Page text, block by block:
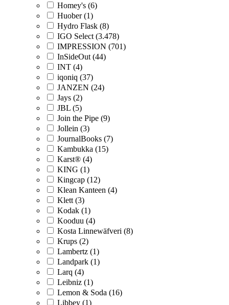
Homey's (6)
Huober (1)
Hydro Flask (8)
IGO Select (3.478)
IMPRESSION (701)
InSideOut (44)
INT (4)
iqoniq (37)
JANZEN (24)
Jays (2)
JBL (5)
Join the Pipe (9)
Jollein (3)
JournalBooks (7)
Kambukka (15)
Karst® (4)
KING (1)
Kingcap (12)
Klean Kanteen (4)
Klett (3)
Kodak (1)
Kooduu (4)
Kosta Linnewäfveri (8)
Krups (2)
Lambertz (1)
Landpark (1)
Larq (4)
Leibniz (1)
Lemon & Soda (16)
Libbey (1)